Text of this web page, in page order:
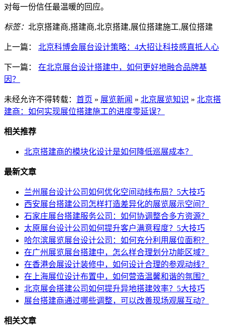
对每一份信任最温暖的回应。
标签： 北京搭建商,搭建商,北京搭建,展位搭建施工,展位搭建
上一篇： 北京科博会展台设计策略：4大招让科技感直抵人心
下一篇： 在北京展台设计搭建中，如何更好地融合品牌基
因？
未经允许不得转载： 首页 » 展览新闻 » 北京展览知识 » 北京搭
建商：如何实现展位搭建施工的进度零延误？
相关推荐
北京搭建商的模块化设计是如何降低巡展成本？
最新文章
兰州展台设计公司如何优化空间动线布局？5大技巧
西安展台搭建公司怎样打造差异化的展览展示空间？
石家庄展台搭建服务公司：如何协调整合多方资源？
太原展台设计公司如何提升客户满意程度？5大技巧
哈尔滨展览展台设计公司：如何充分利用展位面积？
在广州展览展台搭建中，怎么样合理划分功能区域？
在香港会展设计装修中，如何设计合理的参观动线？
在上海展位设计布置中，如何营造温馨和谐的氛围？
北京展会搭建公司如何提升异地搭建效率？5大技巧
展台搭建商通过哪些调整，可以改善现场观展互动？
相关文章